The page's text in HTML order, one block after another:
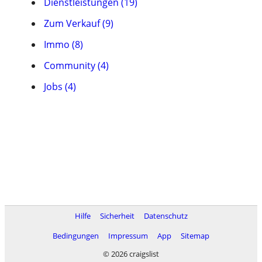
Zum Verkauf (9)
Immo (8)
Community (4)
Jobs (4)
Hilfe Sicherheit
Datenschutz
Bedingungen
Impressum App
Sitemap
© 2026 craigslist